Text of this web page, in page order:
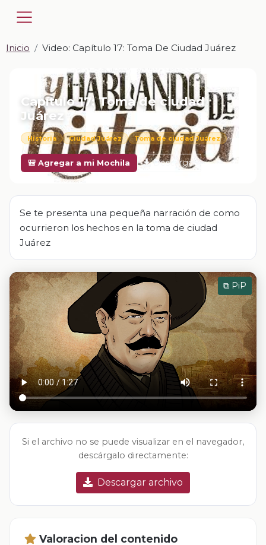
Inicio Video: Capítulo 17: Toma De Ciudad Juárez
📎 VIDEO · MP4
Capítulo 17: Toma de ciudad
Juárez
Historia Ciudad Juárez Toma de ciudad Juárez
🎒 Agregar a mi Mochila Descargar
Se te presenta una pequeña narración de como
ocurrieron los hechos en la toma de ciudad
Juárez
⧉ PiP
Si el archivo no se puede visualizar en el navegador,
descárgalo directamente:
Descargar archivo
Valoracion del contenido